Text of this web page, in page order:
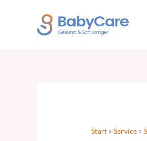
Start Service